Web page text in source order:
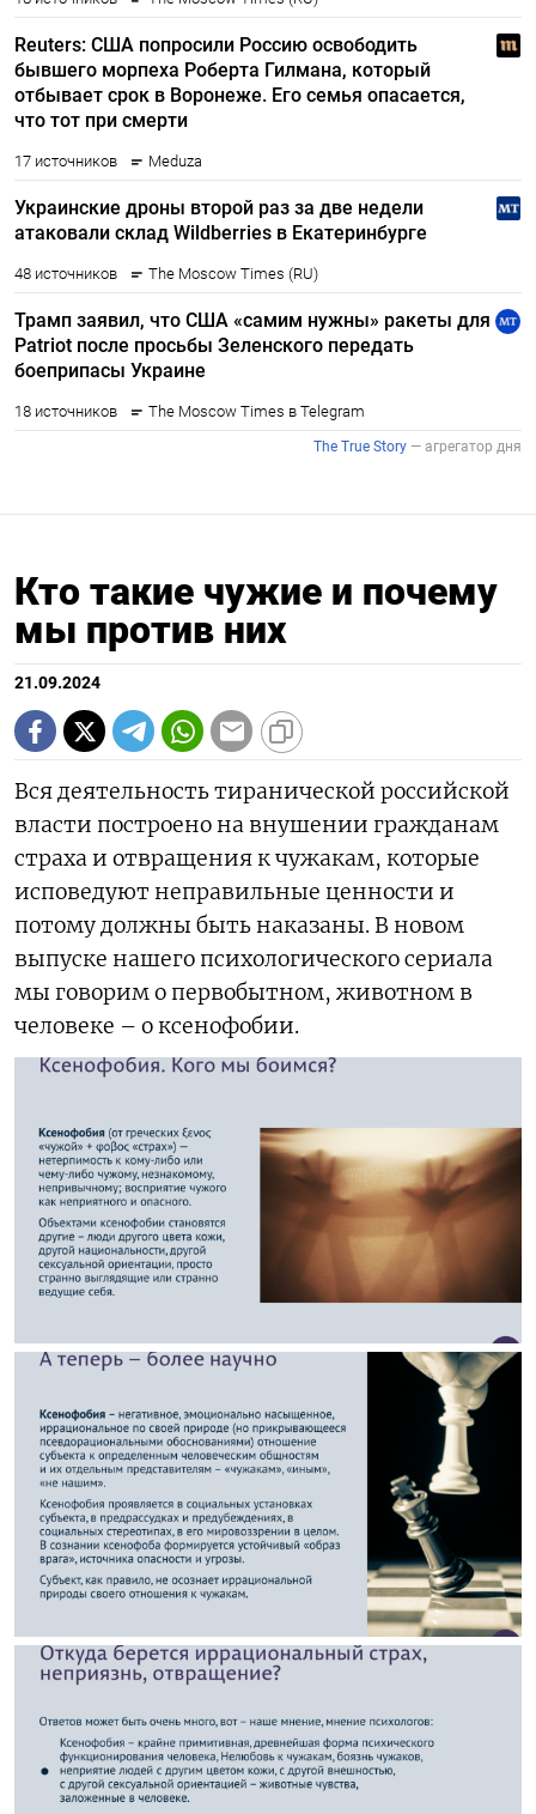
Кто такие чужие и почему
мы против них
21.09.2024
Вся деятельность тиранической российской
власти построено на внушении гражданам
страха и отвращения к чужакам, которые
исповедуют неправильные ценности и
потому должны быть наказаны. В новом
выпуске нашего психологического сериала
мы говорим о первобытном, животном в
человеке – о ксенофобии.